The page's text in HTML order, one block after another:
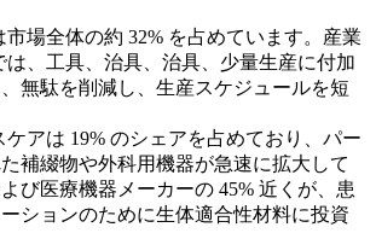
市場全体の約 32% を占めています。産業
は、工具、治具、治具、少量生産に付加
無駄を削減し、生産スケジュールを短
ケアは 19% のシェアを占めており、パー
補綴物や外科用機器が急速に拡大して
び医療機器メーカーの 45% 近くが、患
ションのために生体適合性材料に投資